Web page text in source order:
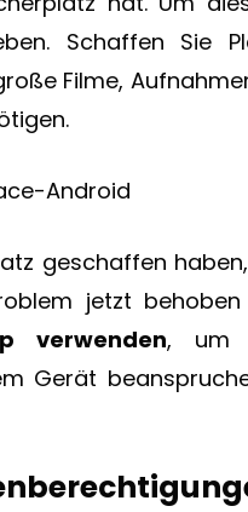
Schaffen Sie
Filme,
geschaffen
jetzt
verwenden, um
Gerät